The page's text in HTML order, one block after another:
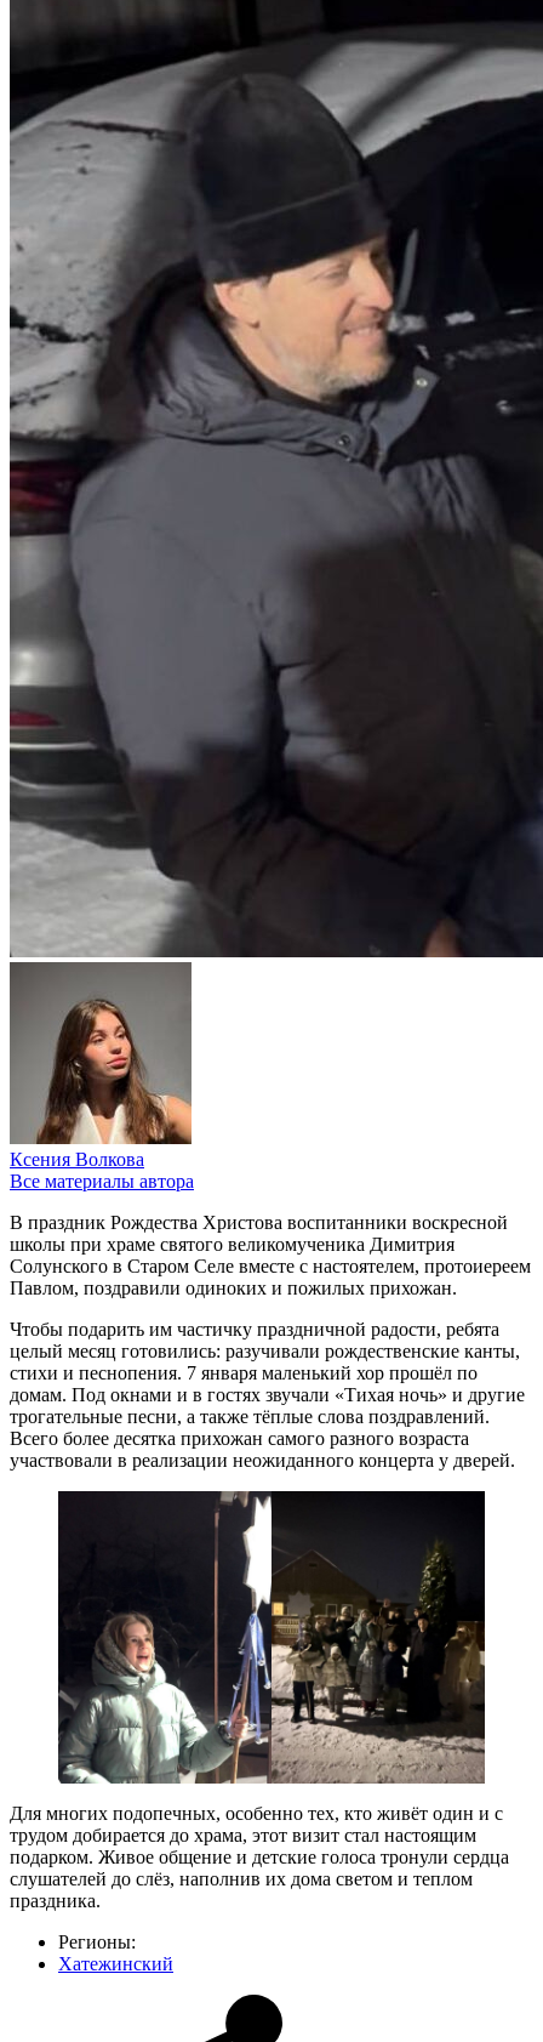
Ксения Волкова
Все материалы автора
В праздник Рождества Христова воспитанники воскресной
школы при храме святого великомученика Димитрия
Солунского в Старом Селе вместе с настоятелем, протоиереем
Павлом, поздравили одиноких и пожилых прихожан.
Чтобы подарить им частичку праздничной радости, ребята
целый месяц готовились: разучивали рождественские канты,
стихи и песнопения. 7 января маленький хор прошёл по
домам. Под окнами и в гостях звучали «Тихая ночь» и другие
трогательные песни, а также тёплые слова поздравлений.
Всего более десятка прихожан самого разного возраста
участвовали в реализации неожиданного концерта у дверей.
Для многих подопечных, особенно тех, кто живёт один и с
трудом добирается до храма, этот визит стал настоящим
подарком. Живое общение и детские голоса тронули сердца
слушателей до слёз, наполнив их дома светом и теплом
праздника.
Регионы:
Хатежинский